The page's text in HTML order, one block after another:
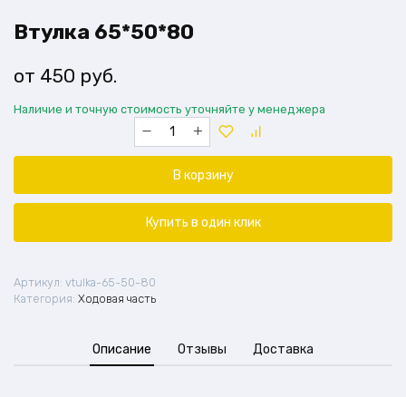
Втулка 65*50*80
450 руб.
Наличие и точную стоимость уточняйте у менеджера
Количество
товара
Втулка
65*50*80В корзину
Купить в один клик
Артикул: vtulka-65-50-80
Категория: Ходовая часть
Описание Отзывы Доставка